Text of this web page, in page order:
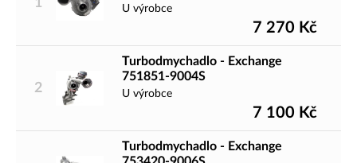
1 U výrobce
7 270 Kč
2
Turbodmychadlo - Exchange
751851-9004S
U výrobce
7 100 Kč
Turbodmychadlo - Exchange